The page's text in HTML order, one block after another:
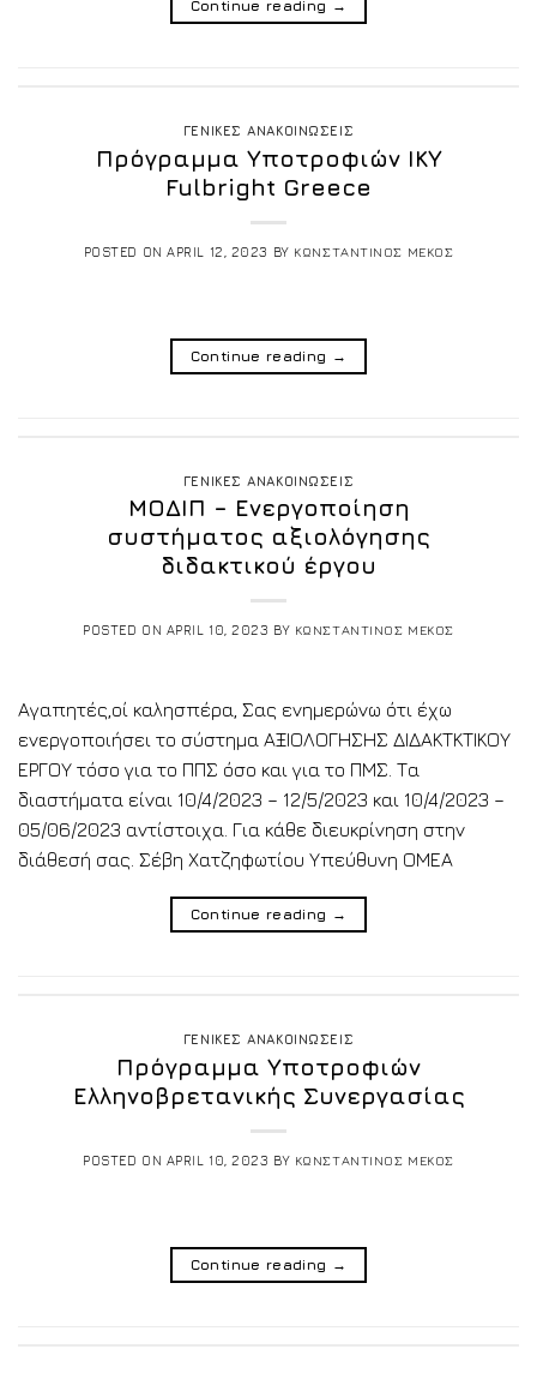
Continue reading →
ΓΕΝΙΚΕΣ ΑΝΑΚΟΙΝΩΣΕΙΣ
Πρόγραμμα Υποτροφιών ΙΚΥ
Fulbright Greece
POSTED ON APRIL 12, 2023 BY ΚΩΝΣΤΑΝΤΙΝΟΣ ΜΕΚΟΣ
Continue reading →
ΓΕΝΙΚΕΣ ΑΝΑΚΟΙΝΩΣΕΙΣ
ΜΟΔΙΠ – Ενεργοποίηση
συστήματος αξιολόγησης
διδακτικού έργου
POSTED ON APRIL 10, 2023 BY ΚΩΝΣΤΑΝΤΙΝΟΣ ΜΕΚΟΣ
Αγαπητές,οί καλησπέρα, Σας ενημερώνω ότι έχω
ενεργοποιήσει το σύστημα ΑΞΙΟΛΟΓΗΣΗΣ ΔΙΔΑΚΤΚΤΙΚΟΥ
ΕΡΓΟΥ τόσο για το ΠΠΣ όσο και για το ΠΜΣ. Τα
διαστήματα είναι 10/4/2023 – 12/5/2023 και 10/4/2023 –
05/06/2023 αντίστοιχα. Για κάθε διευκρίνηση στην
διάθεσή σας. Σέβη Χατζηφωτίου Υπεύθυνη ΟΜΕΑ
Continue reading →
ΓΕΝΙΚΕΣ ΑΝΑΚΟΙΝΩΣΕΙΣ
Πρόγραμμα Υποτροφιών
Ελληνοβρετανικής Συνεργασίας
POSTED ON APRIL 10, 2023 BY ΚΩΝΣΤΑΝΤΙΝΟΣ ΜΕΚΟΣ
Continue reading →